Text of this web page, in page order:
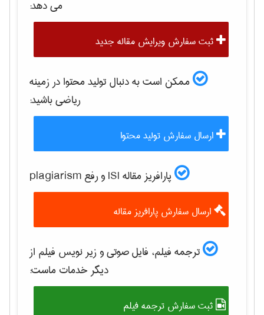
می دهد:
ثبت سفارش ویرایش مقاله جدید
ممکن است به دنبال تولید محتوا در زمینه
رياضیباشید:
ارسال سفارش تولید محتوا
پارافریز مقاله ISI و رفع plagiarism
ارسال سفارش پارافریز مقاله
ترجمه فیلم، فایل صوتی و زیر نویس فیلم از
دیگر خدمات ماست:
ثبت سفارش ترجمه فیلم